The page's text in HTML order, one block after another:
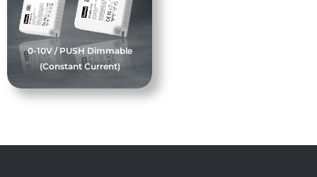
0-10V / PUSH Dimmable
(Constant Current)